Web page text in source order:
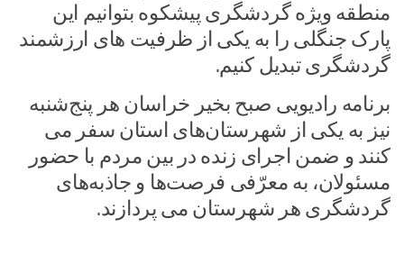
منطقه ویژه گردشگری پیشکوه بتوانیم این
پارک جنگلی را به یکی از ظرفیت های ارزشمند
گردشگری تبدیل کنیم.
برنامه رادیویی صبح بخیر خراسان هر پنج‌شنبه
نیز به یکی از شهرستان‌های استان سفر‌‌ می‌
کنند و ضمن اجرای زنده در بین مردم با حضور
مسئولان، به معرّفی فرصت‌ها و جاذبه‌های
گردشگری هر شهرستان می پردازند.